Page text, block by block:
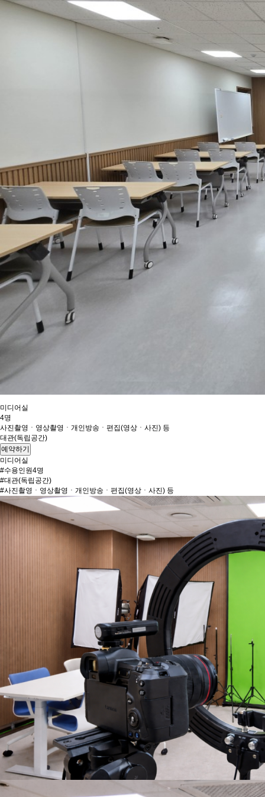
미디어실
4명
사진촬영ㆍ영상촬영ㆍ개인방송ㆍ편집(영상ㆍ사진) 등
대관(독립공간)
예약하기
미디어실
#수용인원4명
#대관(독립공간)
#사진촬영ㆍ영상촬영ㆍ개인방송ㆍ편집(영상ㆍ사진) 등